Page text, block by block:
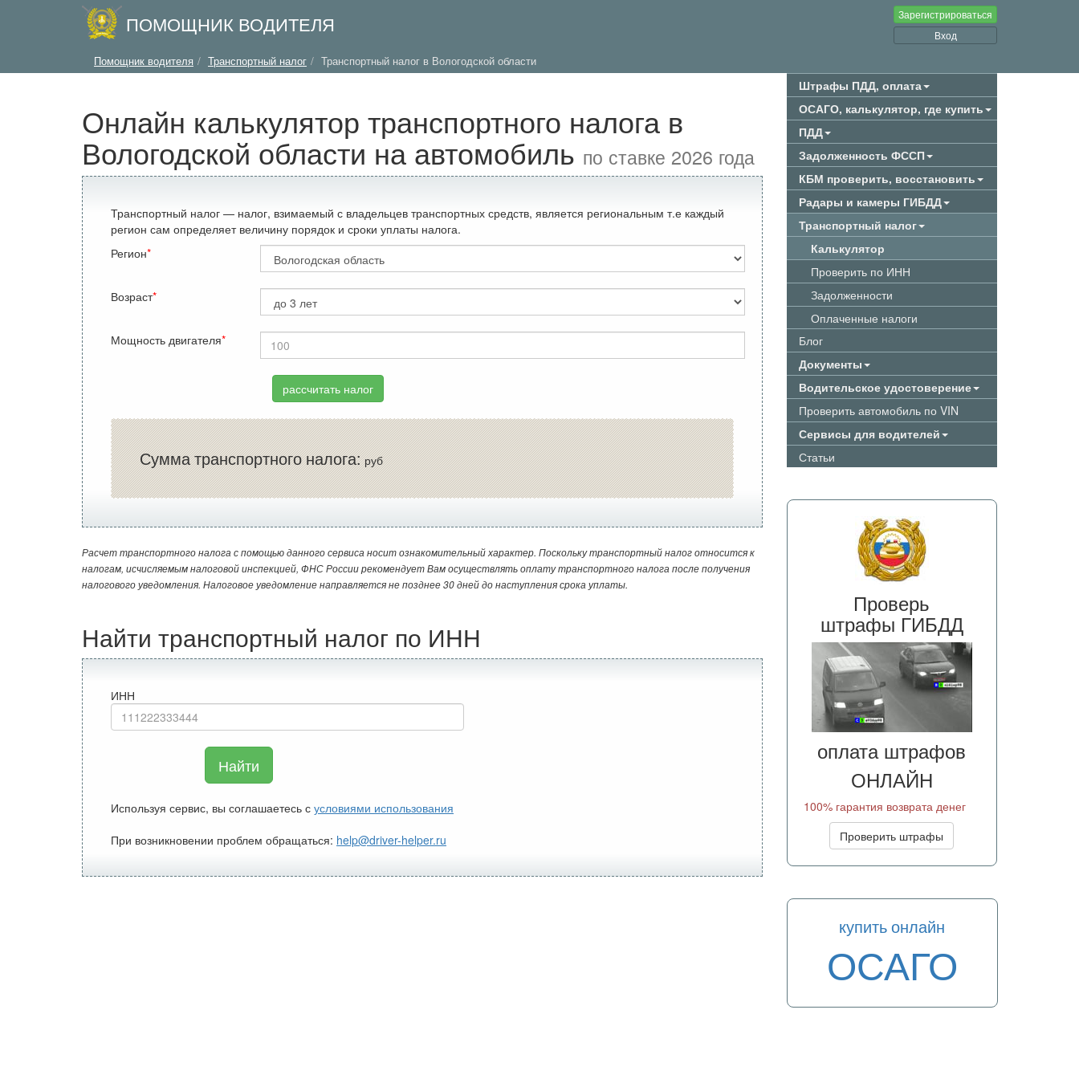
ПОМОЩНИК ВОДИТЕЛЯ
Зарегистрироваться
Вход
Помощник водителя Транспортный налог Транспортный налог в Вологодской области
Онлайн калькулятор транспортного налога в
Вологодской области на автомобиль по ставке 2026 года
Транспортный налог — налог, взимаемый с владельцев транспортных средств, является региональным т.е каждый
регион сам определяет величину порядок и сроки уплаты налога.
Регион
Возраст
Мощность двигателя
рассчитать налог
Сумма транспортного налога:руб
Расчет транспортного налога с помощью данного сервиса носит ознакомительный характер. Поскольку транспортный налог относится к
налогам, исчисляемым налоговой инспекцией, ФНС России рекомендует Вам осуществлять оплату транспортного налога после получения
налогового уведомления. Налоговое уведомление направляется не позднее 30 дней до наступления срока уплаты.
Найти транспортный налог по ИНН
ИНН
Найти
Используя сервис, вы соглашаетесь с условиями использования
При возникновении проблем обращаться: help@driver-helper.ru
Штрафы ПДД, оплата
ОСАГО, калькулятор, где купить
ПДД
Задолженность ФССП
КБМ проверить, восстановить
Радары и камеры ГИБДД
Транспортный налог
Калькулятор
Проверить по ИНН
Задолженности
Оплаченные налоги
Блог
Документы
Водительское удостоверение
Проверить автомобиль по VIN
Сервисы для водителей
Статьи
Проверь
штрафы ГИБДД
оплата штрафов
ОНЛАЙН
100% гарантия возврата денег
Проверить штрафы
купить онлайн
ОСАГО